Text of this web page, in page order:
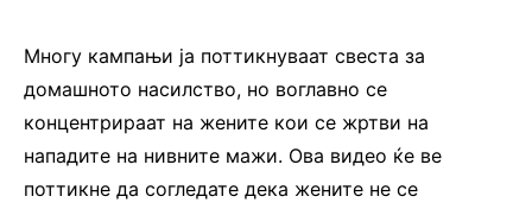
Многу кампањи ја поттикнуваат свеста за
домашното насилство, но воглавно се
концентрираат на жените кои се жртви на
нападите на нивните мажи. Ова видео ќе ве
поттикне да согледате дека жените не се